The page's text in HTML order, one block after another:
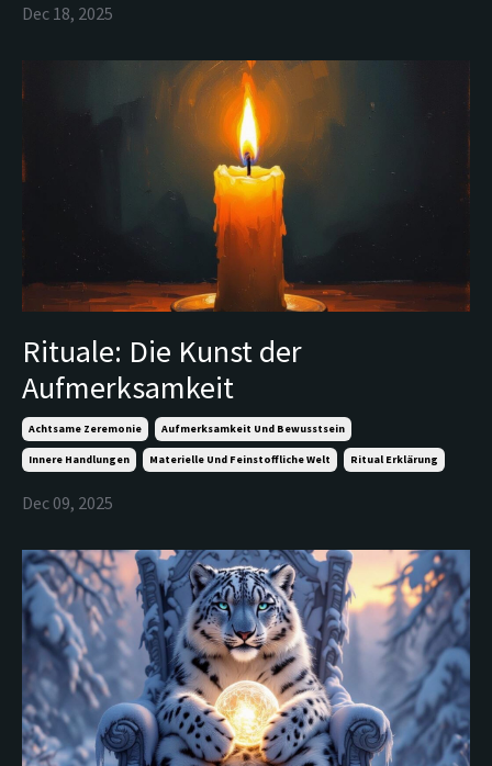
Dec 18, 2025
Rituale: Die Kunst der
Aufmerksamkeit
Achtsame Zeremonie Aufmerksamkeit Und Bewusstsein
Innere Handlungen Materielle Und Feinstoffliche Welt Ritual Erklärung
Dec 09, 2025